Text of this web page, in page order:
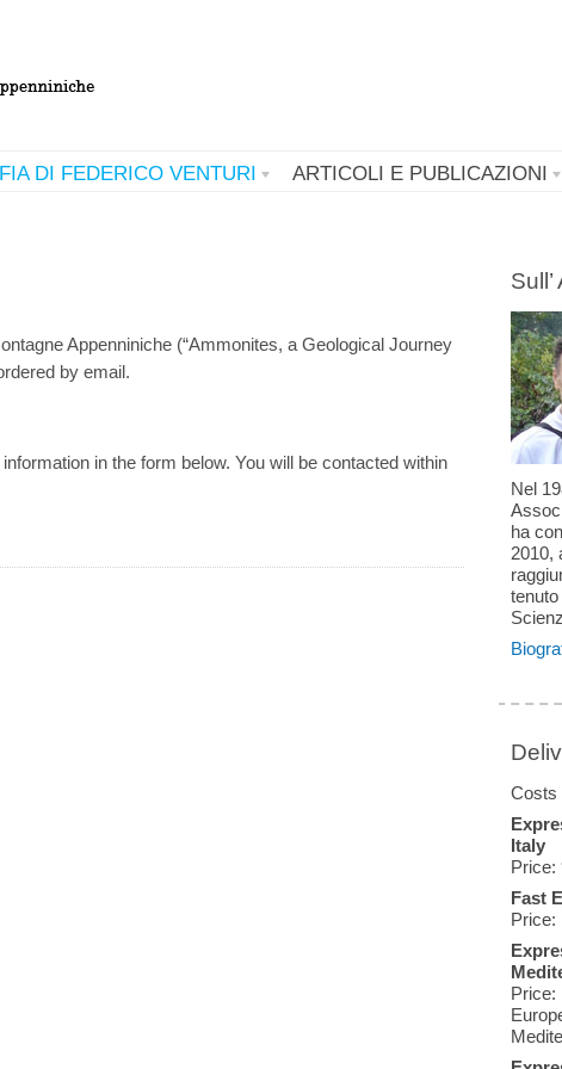
DI FEDERICO VENTURI ARTICOLI E PUBLICAZIONI
Appenniniche (“Ammonites, a Geological Journey
by email.
in the form below. You will be contacted within
Nel
ha
2010,
Costs
Italy
Price:
Fast
Price:
Price: